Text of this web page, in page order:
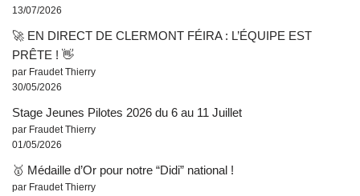
13/07/2026
🚀 EN DIRECT DE CLERMONT FÉIRA : L’ÉQUIPE EST
PRÊTE ! 👋
par Fraudet Thierry
30/05/2026
Stage Jeunes Pilotes 2026 du 6 au 11 Juillet
par Fraudet Thierry
01/05/2026
🥇 Médaille d’Or pour notre “Didi” national !
par Fraudet Thierry